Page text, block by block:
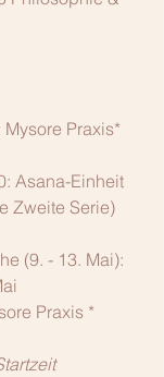
Mysore Praxis*
Zweite Serie)
(9. - 13. Mai):
Praxis *